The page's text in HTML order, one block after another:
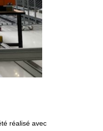
réalisé avec